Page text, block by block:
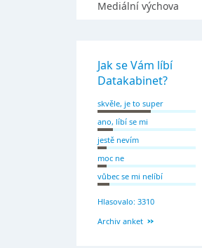
Mediální výchova
Jak se Vám líbí
Datakabinet?
skvěle, je to super
ano, líbí se mi
jestě nevím
moc ne
vůbec se mi nelíbí
Hlasovalo: 3310
Archiv anket